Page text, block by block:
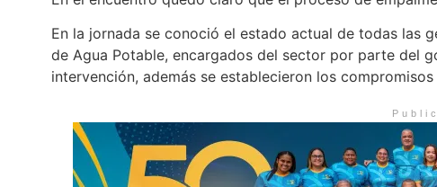
En la jornada se conoció el estado actual de todas las
de Agua Potable, encargados del sector por parte del
intervención, además se establecieron los